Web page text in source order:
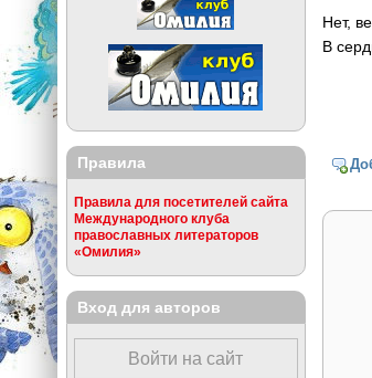
Нет,
В
Правила
Правила для посетителей сайта
Международного клуба
православных литераторов
«Омилия»
Вход для авторов
Войти на сайт